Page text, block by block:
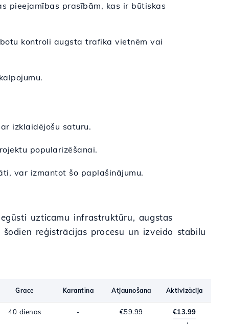
pieejamības prasībām, kas ir būtiskas
kontroli augsta trafika vietnēm vai
izklaidējošu saturu.
popularizēšanai.
var izmantot šo paplašinājumu.
uzticamu infrastruktūru, augstas
reģistrācijas procesu un izveido stabilu
Grace Karantīna Atjaunošana Aktivizācija
40 dienas - €59.99 €13.99